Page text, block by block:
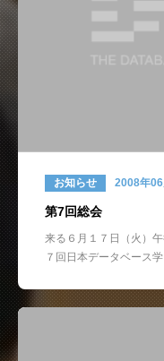
お知らせ 2008年06
第7回総会
来る６月１７日（火）
７回日本データベース